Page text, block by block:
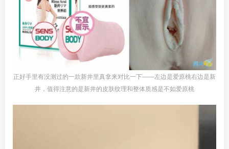
正好手里有没测过的一款新井里真拿来对比一下——左边是爱原桃右边是新
井，值得注意的是新井的皮肤纹理和整体质感是不如爱原桃